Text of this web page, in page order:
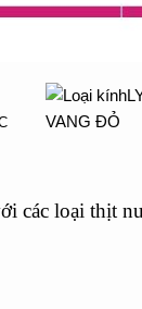
VANG ĐỎ
các loại thịt